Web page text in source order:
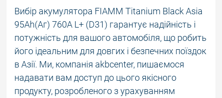
Вибір акумулятора FIAMM Titanium Black Asia
95Ah(Аг) 760A L+ (D31) гарантує надійність і
потужність для вашого автомобіля, що робить
його ідеальним для довгих і безпечних поїздок
в Азії. Ми, компанія akbcenter, пишаємося
надавати вам доступ до цього якісного
продукту, розробленого з урахуванням